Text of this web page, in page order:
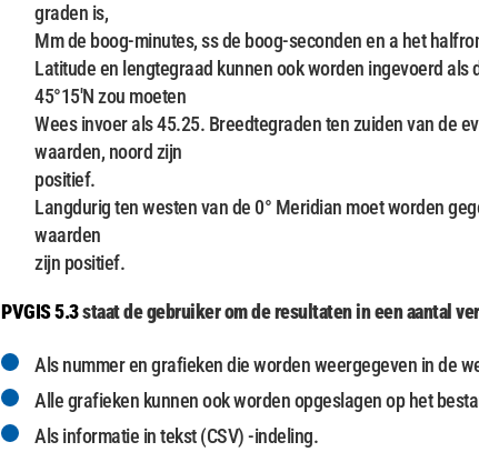
graden is,
Mm de boog-minutes, ss de boog-seconden en a het
Latitude en lengtegraad kunnen ook worden ingevoerd als
45°15'N zou moeten
Wees invoer als 45.25. Breedtegraden ten zuiden van de
waarden, noord zijn
positief.
Langdurig ten westen van de 0° Meridian moet worden
waarden
zijn positief.
PVGIS 5.3staat de gebruiker om de resultaten in een aantal
Als nummer en grafieken die worden weergegeven in de
Alle grafieken kunnen ook worden opgeslagen op het
Als informatie in tekst (CSV) -indeling.